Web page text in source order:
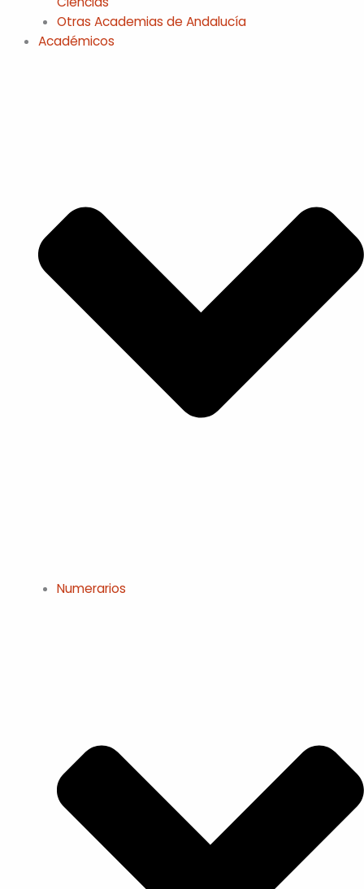
Otras Academias de Andalucía
Académicos
Numerarios